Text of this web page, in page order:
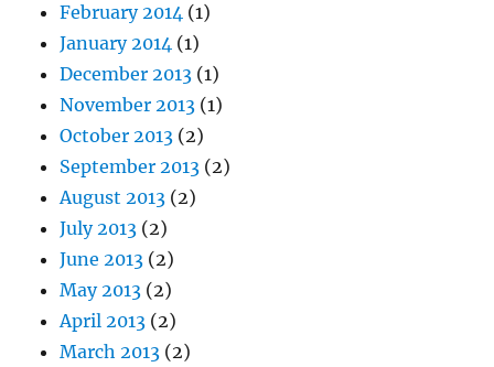
February 2014 (1)
January 2014 (1)
December 2013 (1)
November 2013 (1)
October 2013 (2)
September 2013 (2)
August 2013 (2)
July 2013 (2)
June 2013 (2)
May 2013 (2)
April 2013 (2)
March 2013 (2)